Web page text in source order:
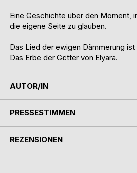
Eine Geschichte über den Moment,
die eigene Seite zu glauben.
Das Lied der ewigen Dämmerung
Das Erbe der Götter von Elyara.
AUTOR/IN
PRESSESTIMMEN
REZENSIONEN